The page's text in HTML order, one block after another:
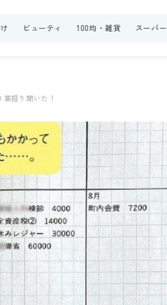
ビューティ 100均・雑貨 スーパー
掘り聞いた！